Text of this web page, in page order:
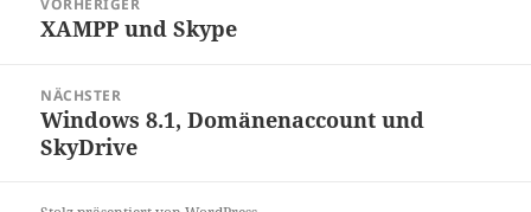
VORHERIGER
Vorheriger
XAMPP und Skype
NÄCHSTER
Nächster
Beitrag:
Windows 8.1, Domänenaccount und
SkyDrive